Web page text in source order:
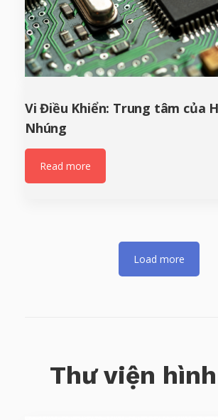
Vi Điều Khiển: Trung tâm của
Nhúng
Read more
Load more
Thư viện